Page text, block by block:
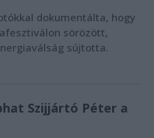
dokumentálta, hogy
sörözött,
sújtotta.
Szijjártó Péter a